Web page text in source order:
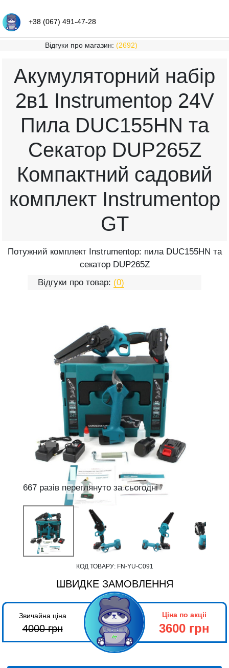
+38 (067) 491-47-28
Відгуки про магазин: (2692)
Акумуляторний набір
2в1 Instrumentop 24V
Пила DUC155HN та
Секатор DUP265Z
Компактний садовий
комплект Instrumentop
GT
Потужний комплект Instrumentop: пила DUC155HN та
секатор DUP265Z
Відгуки про товар: (0)
667 разів переглянуто за сьогодні
КОД ТОВАРУ: FN-YU-С091
ШВИДКЕ ЗАМОВЛЕННЯ
Звичайна ціна
4000грн
Ціна по акціі
3600 грн